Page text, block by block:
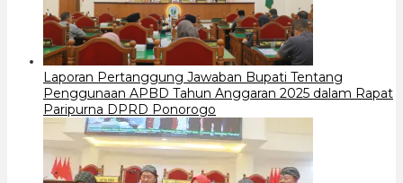
Laporan Pertanggung Jawaban Bupati Tentang
Penggunaan APBD Tahun Anggaran 2025 dalam Rapat
Paripurna DPRD Ponorogo